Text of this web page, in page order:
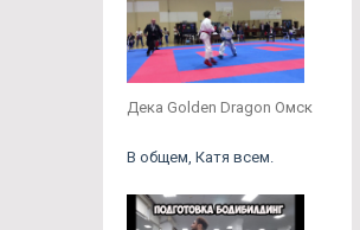
Дека Golden Dragon Омск
В общем, Катя всем.